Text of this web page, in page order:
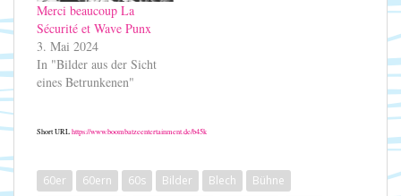
Merci beaucoup La
Sécurité et Wave Punx
3. Mai 2024
In "Bilder aus der Sicht
eines Betrunkenen"
Short URLhttps://www.boombatzeentertainment.de/b45k
60er 60ern 60s Bilder Blech
Bühne